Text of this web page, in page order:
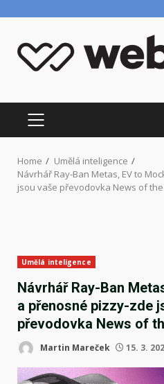
content
PRIMARY
MENU
Home
Umělá inteligence
Návrhář Ray-Ban Metas, EV to
jsou vaše převodovka News of
Umělá inteligence
Návrhář Ray-Ban
a přenosné pizzy-zde
převodovka News of
Martin Mareček 15. 3.